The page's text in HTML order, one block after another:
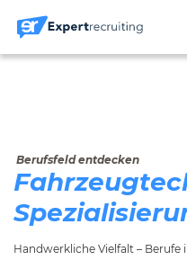
Berufsfeld entdecken
Handwerkliche Vielfalt – Berufe